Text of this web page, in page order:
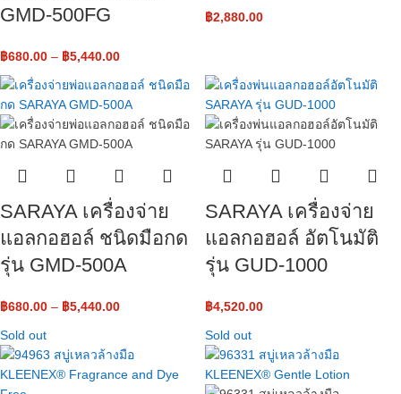
GMD-500FG
฿680.00 – ฿5,440.00
฿2,880.00
SARAYA เครื่องจ่าย
แอลกอฮอล์ ชนิดมือกด
รุ่น GMD-500A
฿680.00 – ฿5,440.00
SARAYA เครื่องจ่าย
แอลกอฮอล์ อัตโนมัติ
รุ่น GUD-1000
฿4,520.00
Sold out
Sold out